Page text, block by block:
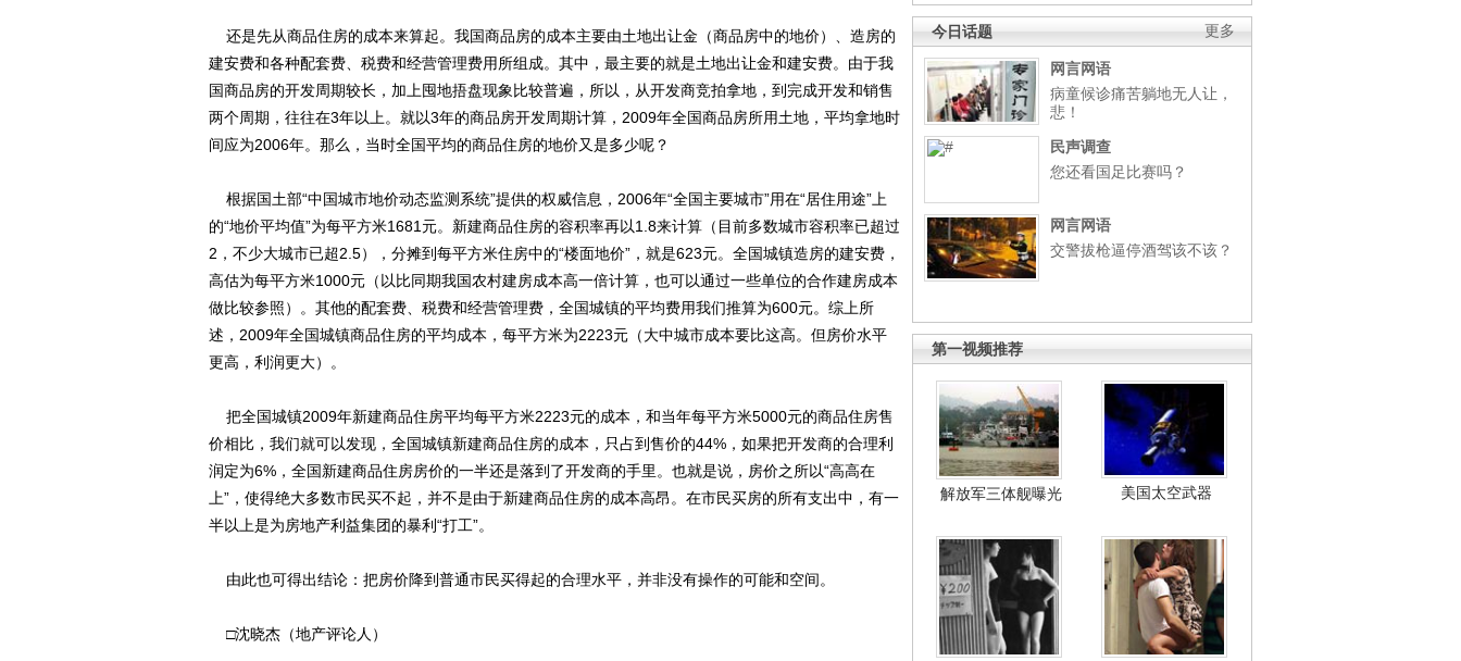
更多
今日话题
网言网语
病童候诊痛苦躺地无人让，
悲！
民声调查
您还看国足比赛吗？
网言网语
交警拔枪逼停酒驾该不该？
第一视频推荐
解放军三体舰曝光 美国太空武器
还是先从商品住房的成本来算起。我国商品房的成本主要由土地出让金（商品房中的地价）、造房的
建安费和各种配套费、税费和经营管理费用所组成。其中，最主要的就是土地出让金和建安费。由于我
国商品房的开发周期较长，加上囤地捂盘现象比较普遍，所以，从开发商竞拍拿地，到完成开发和销售
两个周期，往往在3年以上。就以3年的商品房开发周期计算，2009年全国商品房所用土地，平均拿地时
间应为2006年。那么，当时全国平均的商品住房的地价又是多少呢？
根据国土部“中国城市地价动态监测系统”提供的权威信息，2006年“全国主要城市”用在“居住用途”上
的“地价平均值”为每平方米1681元。新建商品住房的容积率再以1.8来计算（目前多数城市容积率已超过
2，不少大城市已超2.5），分摊到每平方米住房中的“楼面地价”，就是623元。全国城镇造房的建安费，
高估为每平方米1000元（以比同期我国农村建房成本高一倍计算，也可以通过一些单位的合作建房成本
做比较参照）。其他的配套费、税费和经营管理费，全国城镇的平均费用我们推算为600元。综上所
述，2009年全国城镇商品住房的平均成本，每平方米为2223元（大中城市成本要比这高。但房价水平
更高，利润更大）。
把全国城镇2009年新建商品住房平均每平方米2223元的成本，和当年每平方米5000元的商品住房售
价相比，我们就可以发现，全国城镇新建商品住房的成本，只占到售价的44%，如果把开发商的合理利
润定为6%，全国新建商品住房房价的一半还是落到了开发商的手里。也就是说，房价之所以“高高在
上”，使得绝大多数市民买不起，并不是由于新建商品住房的成本高昂。在市民买房的所有支出中，有一
半以上是为房地产利益集团的暴利“打工”。
由此也可得出结论：把房价降到普通市民买得起的合理水平，并非没有操作的可能和空间。
□沈晓杰（地产评论人）